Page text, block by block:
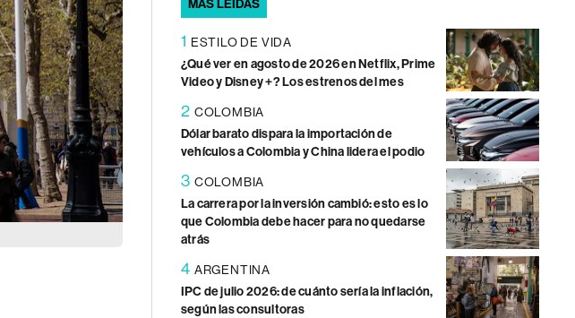
MÁS LEÍDAS
1 ESTILO DE VIDA
¿Qué ver en agosto de 2026 en Netflix, Prime
Video y Disney +? Los estrenos del mes
2 COLOMBIA
Dólar barato dispara la importación de
vehículos a Colombia y China lidera el podio
3 COLOMBIA
La carrera por la inversión cambió: esto es lo
que Colombia debe hacer para no quedarse
atrás
4 ARGENTINA
IPC de julio 2026: de cuánto sería la inflación,
según las consultoras